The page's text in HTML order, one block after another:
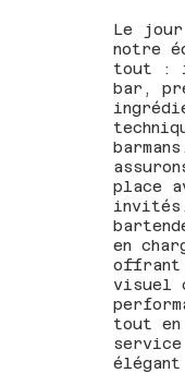
Le jour
notre
tout :
bar,
place
en
offrant
visuel
tout en